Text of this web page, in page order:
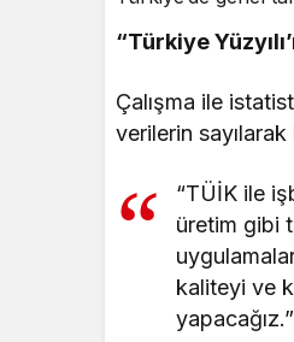
“Türkiye
Çalışma ile
verilerin sayılarak
“TÜİK ile
üretim gibi
kaliteyi ve
yapacağız.”